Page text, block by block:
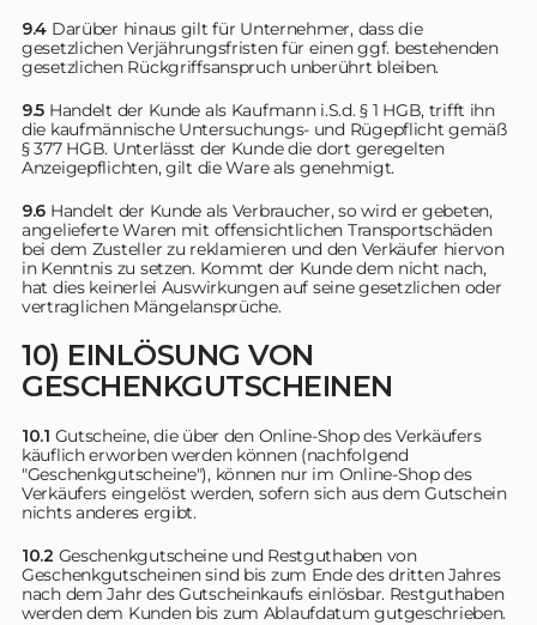
9.4 Darüber hinaus gilt für Unternehmer, dass die
gesetzlichen Verjährungsfristen für einen ggf. bestehenden
gesetzlichen Rückgriffsanspruch unberührt bleiben.
9.5 Handelt der Kunde als Kaufmann i.S.d. § 1 HGB, trifft ihn
die kaufmännische Untersuchungs- und Rügepflicht gemäß
§ 377 HGB. Unterlässt der Kunde die dort geregelten
Anzeigepflichten, gilt die Ware als genehmigt.
9.6 Handelt der Kunde als Verbraucher, so wird er gebeten,
angelieferte Waren mit offensichtlichen Transportschäden
bei dem Zusteller zu reklamieren und den Verkäufer hiervon
in Kenntnis zu setzen. Kommt der Kunde dem nicht nach,
hat dies keinerlei Auswirkungen auf seine gesetzlichen oder
vertraglichen Mängelansprüche.
10) EINLÖSUNG VON
GESCHENKGUTSCHEINEN
10.1 Gutscheine, die über den Online-Shop des Verkäufers
käuflich erworben werden können (nachfolgend
"Geschenkgutscheine"), können nur im Online-Shop des
Verkäufers eingelöst werden, sofern sich aus dem Gutschein
nichts anderes ergibt.
10.2 Geschenkgutscheine und Restguthaben von
Geschenkgutscheinen sind bis zum Ende des dritten Jahres
nach dem Jahr des Gutscheinkaufs einlösbar. Restguthaben
werden dem Kunden bis zum Ablaufdatum gutgeschrieben.